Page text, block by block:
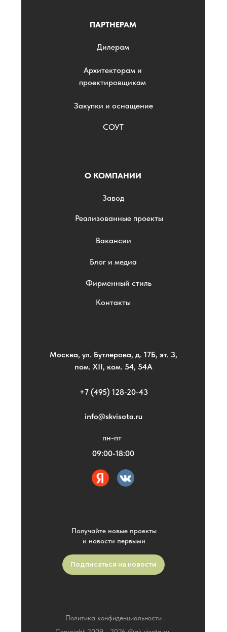
Политика конфиденциальности
ПАРТНЕРАМ
Архитекторам и
проектировщикам
Дилерам
Закупки и оснащение
СОУТ
Получайте новые проекты
и новости первыми
О КОМПАНИИ
Завод
Реализованные проекты
Вакансии
Блог и медиа
Фирменный стиль
Контакты
+7 (495) 128-20-43
info@skvisota.ru
Москва, ул. Бутлерова, д. 17Б, эт. 3,
пом. XII, ком. 54, 54А
пн-пт
09:00-18:00
Подписаться на новости